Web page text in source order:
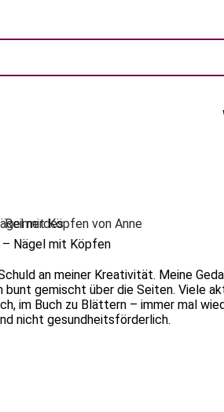
Nägel mit Köpfen
an meiner Kreativität. Meine
bunt gemischt über die Seiten. Viele
im Buch zu Blättern – immer mal
nicht gesundheitsförderlich.